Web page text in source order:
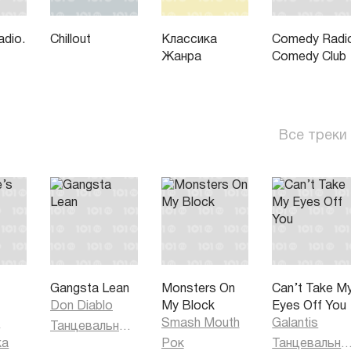
Chillout
Классика
Жанра
Comedy
Comedy Club
Все треки
Gangsta Lean
Don Diablo
Танцевальная музыка
Monsters On
My Block
Smash Mouth
Рок
Can’t Take
Eyes Off You
Galantis
Танцевальная музыка